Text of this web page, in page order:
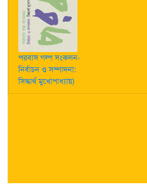
পরবাস গল্প সংকলন-
নির্বাচন ও সম্পাদনা:
সিদ্ধার্থ মুখোপাধ্যায়)